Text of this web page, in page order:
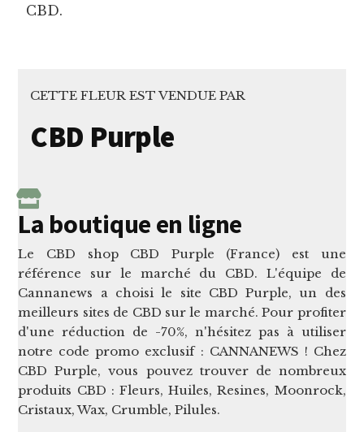
CBD.
CETTE FLEUR EST VENDUE PAR
CBD Purple
La boutique en ligne
Le CBD shop CBD Purple (France) est une
référence sur le marché du CBD. L'équipe de
Cannanews a choisi le site CBD Purple, un des
meilleurs sites de CBD sur le marché. Pour profiter
d'une réduction de -70%, n'hésitez pas à utiliser
notre code promo exclusif : CANNANEWS ! Chez
CBD Purple, vous pouvez trouver de nombreux
produits CBD : Fleurs, Huiles, Resines, Moonrock,
Cristaux, Wax, Crumble, Pilules.